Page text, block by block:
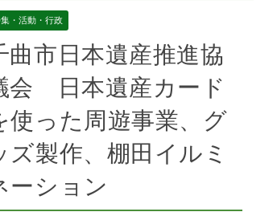
・活動・行政
曲市日本遺産推進協
会 日本遺産カード
使った周遊事業、グ
ズ製作、棚田イルミ
ーション